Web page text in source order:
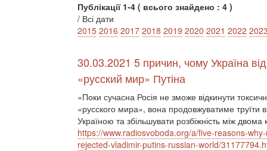
Публікації 1-4 ( всього знайдено : 4 )
/ Всі дати
2015 2016 2017 2018 2019 2020 2021 2022
30.03.2021 5 причин, чому Україна
«русский мир» Путіна
«Поки сучасна Росія не зможе відкинути
«русского мира», вона продовжуватиме труїти
Україною та збільшувати розбіжність між двома
https://www.radiosvoboda.org/a/five-reasons-
rejected-vladimir-putins-russian-world/